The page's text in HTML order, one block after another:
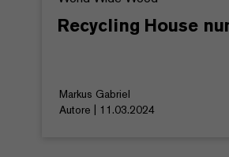
Recycling House
Markus Gabriel
Autore | 11.03.2024